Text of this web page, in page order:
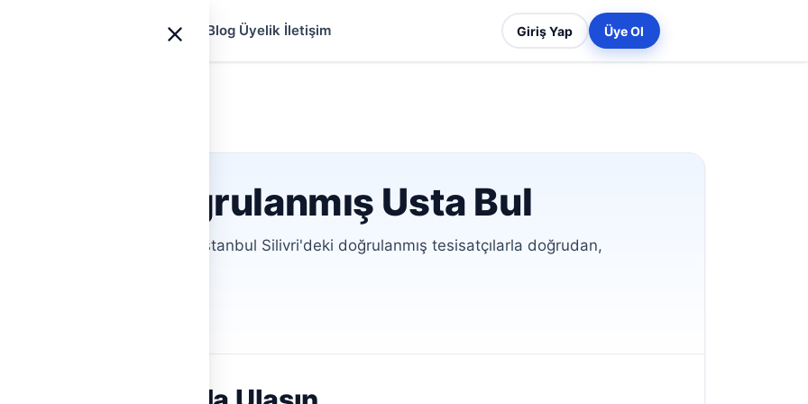
Rehberler Blog Üyelik İletişim Giriş Yap Üye Ol
İçin Doğrulanmış Usta Bul
Hemen Tesisat ile İstanbul Silivri'deki doğrulanmış tesisatçılarla doğrudan,